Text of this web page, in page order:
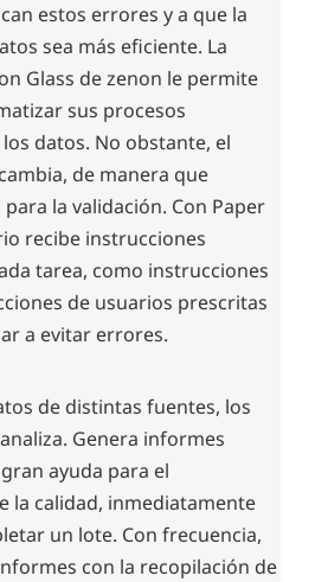
estos errores y a que la
sea más eficiente. La
Glass de zenon le permite
sus procesos
datos. No obstante, el
de manera que
la validación. Con Paper
recibe instrucciones
tarea, como instrucciones
de usuarios prescritas
a evitar errores.
de distintas fuentes, los
Genera informes
ayuda para el
la calidad, inmediatamente
un lote. Con frecuencia,
con la recopilación de